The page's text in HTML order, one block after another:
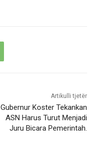
Artikulli tjetër
Gubernur Koster Tekankan
ASN Harus Turut Menjadi
Juru Bicara Pemerintah.